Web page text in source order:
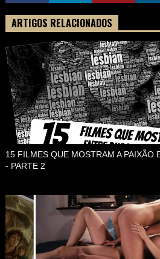
ARTIGOS RELACIONADOS
15 FILMES QUE MOSTRAM A PAIXÃO
- PARTE 2